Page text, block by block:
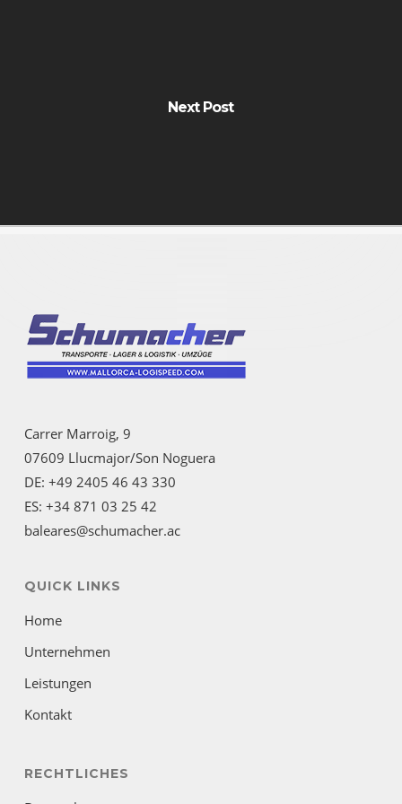
Next Post
Carrer Marroig, 9
07609 Llucmajor/Son Noguera
DE: +49 2405 46 43 330
ES: +34 871 03 25 42
baleares@schumacher.ac
QUICK LINKS
Home
Unternehmen
Leistungen
Kontakt
RECHTLICHES